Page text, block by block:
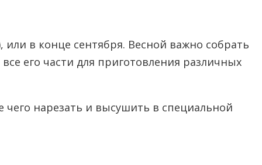
в конце сентября. Весной важно собрать
его части для приготовления различных
нарезать и высушить в специальной